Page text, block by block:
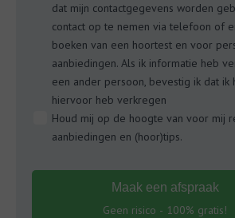
dat mijn contactgegevens worden
contact op te nemen via telefoon of
boeken van een hoortest en voor
aanbiedingen. Als ik informatie heb
een ander persoon, bevestig ik dat ik
hiervoor heb verkregen
Houd mij op de hoogte van voor mij
aanbiedingen en (hoor)tips.
Maak een afspraak
Geen risico - 100% gratis!